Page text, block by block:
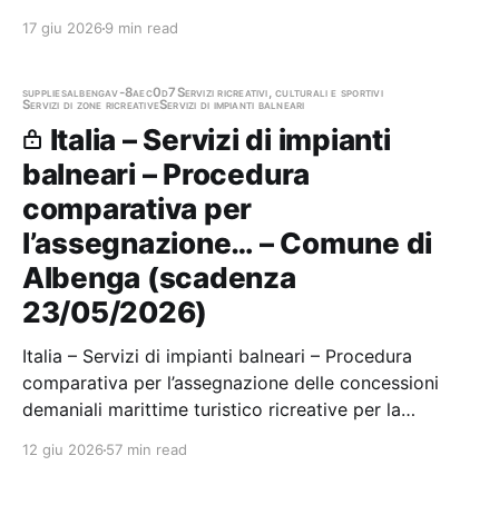
FABBRI E DELLE ATTIVITA' AD ESSE ACCESSORIE E
Affari Generali -…
17 giu 2026 9 min read
suppliesalbengav-8aec0d7Servizi ricreativi, culturali e sportivi
Servizi di zone ricreativeServizi di impianti balneari
Italia – Servizi di impianti
balneari – Procedura
comparativa per
l’assegnazione… – Comune di
Albenga (scadenza
23/05/2026)
Italia – Servizi di impianti balneari – Procedura
comparativa per l’assegnazione delle concessioni
demaniali marittime turistico ricreative per la
stabilimenti balneari”) dell’art. 01, comma 1, del D.L.
12 giu 2026 57 min read